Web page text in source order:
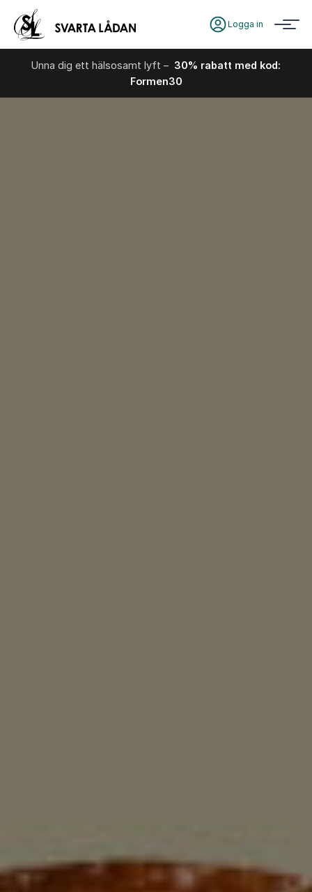
Logga in
Unna dig ett hälsosamt lyft – 30% rabatt med kod:
Formen30